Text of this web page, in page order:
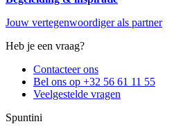
Jouw vertegenwoordiger als partner
Heb je een vraag?
Contacteer ons
Bel ons op +32 56 61 11 55
Veelgestelde vragen
Spuntini